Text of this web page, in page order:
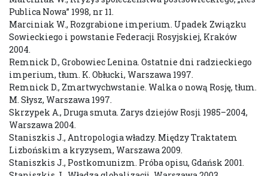
Publica Nowa” 1998, nr 11.
Marciniak W., Rozgrabione imperium. Upadek Związku
Sowieckiego i powstanie Federacji Rosyjskiej, Kraków
2004.
Remnick D., Grobowiec Lenina. Ostatnie dni radzieckiego
imperium, tłum. K. Obłucki, Warszawa 1997.
Remnick D., Zmartwychwstanie. Walka o nową Rosję, tłum.
M. Słysz, Warszawa 1997.
Skrzypek A., Druga smuta. Zarys dziejów Rosji 1985–2004,
Warszawa 2004.
Staniszkis J., Antropologia władzy. Między Traktatem
Lizbońskim a kryzysem, Warszawa 2009.
Staniszkis J., Postkomunizm. Próba opisu, Gdańsk 2001.